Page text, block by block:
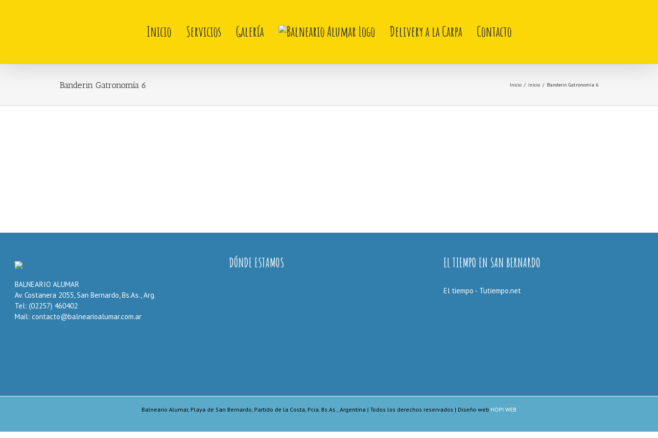
Inicio Servicios Galería Delivery a la Carpa Contacto
Banderin Gatronomía 6 Inicio / Inicio / Banderin Gatronomía 6
BALNEARIO ALUMAR
Av. Costanera 2055, San Bernardo, Bs.As., Arg.
Tel: (02257) 460402
Mail: contacto@balnearioalumar.com.ar
DÓNDE ESTAMOS EL TIEMPO EN SAN BERNARDO
El tiempo - Tutiempo.net
Balneario Alumar, Playa de San Bernardo, Partido de la Costa, Pcia. Bs.As., Argentina | Todos los derechos reservados | Diseño web HOPI WEB